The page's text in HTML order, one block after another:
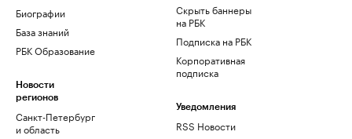
Биографии
База знаний
РБК Образование
Новости
регионов
Санкт-Петербург
и область
Скрыть баннеры
на РБК
Подписка на РБК
Корпоративная
подписка
Уведомления
RSS Новости